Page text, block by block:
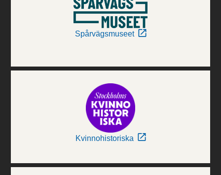
Spårvägsmuseet
Kvinnohistoriska